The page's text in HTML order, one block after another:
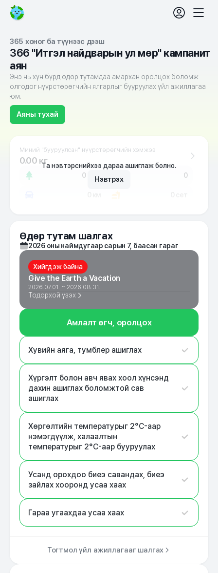
365
хоног
дээш
"366
Итгэл
найдварын
ул
мөр"
кампанит
аян
login
365 хоног ба түүнээс дээш
366 "Итгэл найдварын ул мөр" кампанит
аян
Энэ нь хүн бүрд өдөр тутамдаа амархан оролцох боломж
олгодог нүүрстөрөгчийн ялгарлыг бууруулах үйл ажиллагаа
юм.
Аяны тухай
Та нэвтэрснийхээ дараа ашиглаж болно.
Нэвтрэх
Миний "бууруулсан" нүүрстөрөгчийн хэмжээ
0.00 кг
0 мод 0
Өдөр тутам шалгах
2026 оны наймдугаар сарын 7, баасан гараг
Хийгдэж байна
Give the Earth a Vacation
2026.07.01. ~ 2026.08.31.
Тодорхой үзэх
Амлалт өгч, оролцох
Хувийн аяга, тумблер ашиглах
Хүргэлт болон авч явах хоол хүнсэнд
дахин ашиглах боломжтой сав
ашиглах
Хөргөлтийн температурыг 2°C-аар
нэмэгдүүлж, халаалтын
температурыг 2°C-аар бууруулах
Усанд орохдоо биеэ савандах, биеэ
зайлах хооронд усаа хаах
Гараа угаахдаа усаа хаах
Тогтмол үйл ажиллагааг шалгах